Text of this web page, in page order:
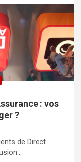
: vos
?
de Direct